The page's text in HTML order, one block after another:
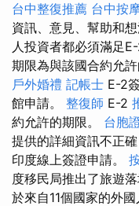
台中整復推薦 台中按
資訊、意見、幫助和想
人投資者都必須滿足
期限為與該國合約允許
戶外婚禮 記帳士 E-2
館申請。 整復師 E-2
約允許的期限。 台胞
提供的詳細資訊不正
印度線上簽證申請。
度移民局推出了旅遊
於來自11個國家的外國